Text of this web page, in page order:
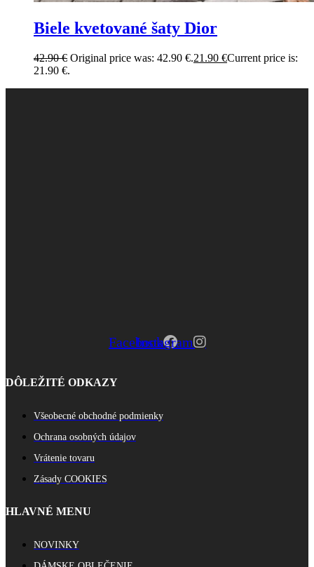
Biele kvetované šaty Dior
42.90€ Original price was: 42.90 €.21.90 €Current price is:
21.90 €.
FacebookInstagram
DÔLEŽITÉ ODKAZY
Všeobecné obchodné podmienky
Ochrana osobných údajov
Vrátenie tovaru
Zásady COOKIES
HLAVNÉ MENU
NOVINKY